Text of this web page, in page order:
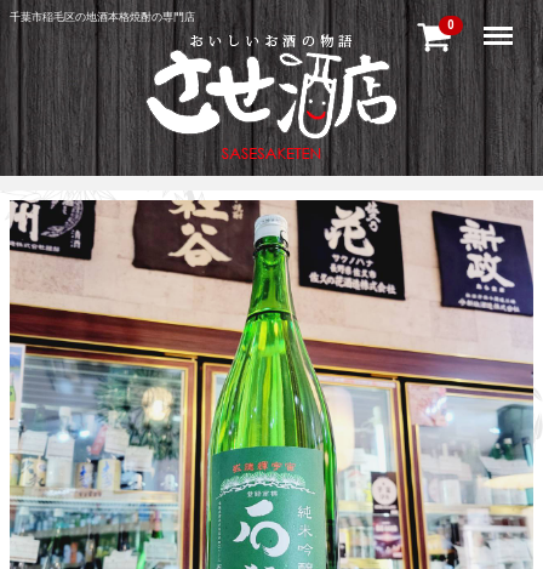
千葉市稲毛区の地酒本格焼酎の専門店
0 Menu